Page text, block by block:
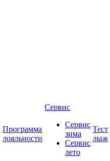
Программа
лояльности
Сервис
Сервис
зима
Сервис
лето
Тест
лыж